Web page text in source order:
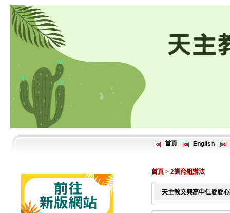
首頁 English
首頁 > 2訓育組辦法
天主教文興高中仁愛愛